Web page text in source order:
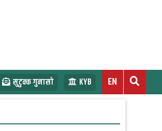
सुटुक्क गुनासो KYB EN